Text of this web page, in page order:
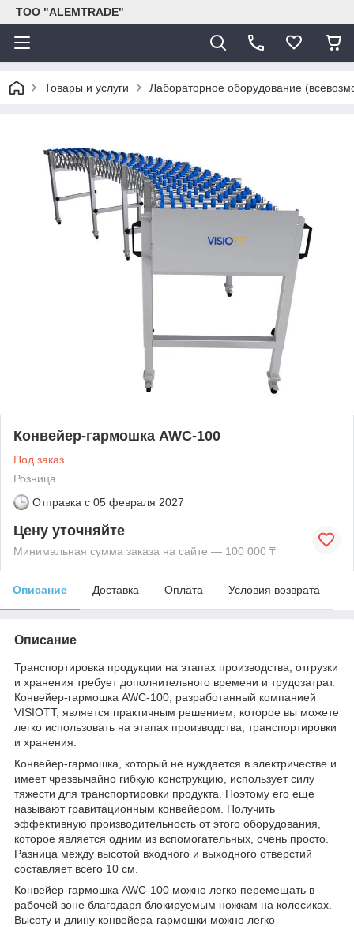
ТОО "ALEMTRADE"
Товары и услуги Лабораторное оборудование
Конвейер-гармошка AWC-100
Под заказ
Розница
Отправка с 05 февраля 2027
Цену уточняйте
Минимальная сумма заказа на сайте — 100 000 ₸
Описание Доставка Оплата Условия возврата
Описание
Транспортировка продукции на этапах производства, отгрузки
и хранения требует дополнительного времени и трудозатрат.
Конвейер-гармошка AWC-100, разработанный компанией
VISIOTT, является практичным решением, которое вы можете
легко использовать на этапах производства, транспортировки
и хранения.
Конвейер-гармошка, который не нуждается в электричестве и
имеет чрезвычайно гибкую конструкцию, использует силу
тяжести для транспортировки продукта. Поэтому его еще
называют гравитационным конвейером. Получить
эффективную производительность от этого оборудования,
которое является одним из вспомогательных, очень просто.
Разница между высотой входного и выходного отверстий
составляет всего 10 см.
Конвейер-гармошка AWC-100 можно легко перемещать в
рабочей зоне благодаря блокируемым ножкам на колесиках.
Высоту и длину конвейера-гармошки можно легко